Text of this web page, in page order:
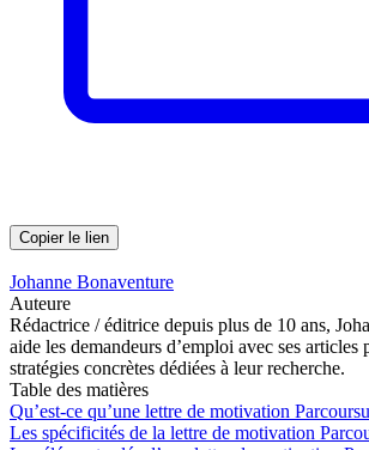
Copier le lien
Johanne Bonaventure
Auteure
Rédactrice / éditrice depuis plus de 10 ans,
aide les demandeurs d’emploi avec ses articles
stratégies concrètes dédiées à leur recherche.
Table des matières
Qu’est-ce qu’une lettre de motivation
Les spécificités de la lettre de motivation